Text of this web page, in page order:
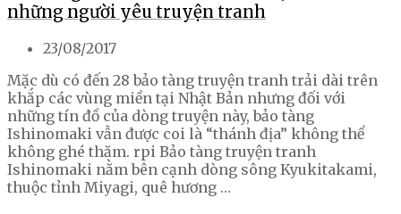
những người yêu truyện tranh
23/08/2017
Mặc dù có đến 28 bảo tàng truyện tranh trải dài trên
khắp các vùng miền tại Nhật Bản nhưng đối với
những tín đồ của dòng truyện này, bảo tàng
Ishinomaki vẫn được coi là “thánh địa” không thể
không ghé thăm. rpi Bảo tàng truyện tranh
Ishinomaki nằm bên cạnh dòng sông Kyukitakami,
thuộc tỉnh Miyagi, quê hương …